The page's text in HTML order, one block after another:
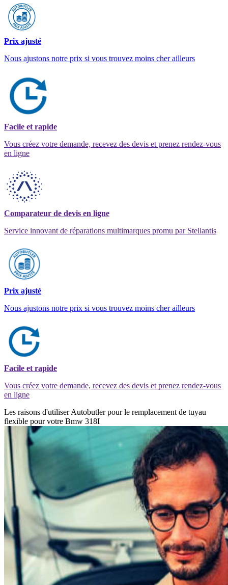
Prix ajusté
Nous ajustons notre prix si vous trouvez moins cher ailleurs
Facile et rapide
Vous créez votre demande, recevez des devis et prenez rendez-vous
en ligne
Comparateur de devis en ligne
Service innovant de réparations multimarques promu par Stellantis
Prix ajusté
Nous ajustons notre prix si vous trouvez moins cher ailleurs
Facile et rapide
Vous créez votre demande, recevez des devis et prenez rendez-vous
en ligne
Les raisons d'utiliser Autobutler pour le remplacement de tuyau
flexible pour votre Bmw 318I